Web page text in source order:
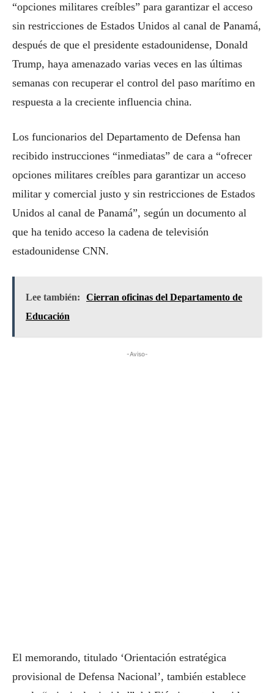
“opciones militares creíbles” para garantizar el acceso
sin restricciones de Estados Unidos al canal de Panamá,
después de que el presidente estadounidense, Donald
Trump, haya amenazado varias veces en las últimas
semanas con recuperar el control del paso marítimo en
respuesta a la creciente influencia china.
Los funcionarios del Departamento de Defensa han
recibido instrucciones “inmediatas” de cara a “ofrecer
opciones militares creíbles para garantizar un acceso
militar y comercial justo y sin restricciones de Estados
Unidos al canal de Panamá”, según un documento al
que ha tenido acceso la cadena de televisión
estadounidense CNN.
Lee también:
Cierran oficinas del Departamento de
Educación
-Aviso-
El memorando, titulado ‘Orientación estratégica
provisional de Defensa Nacional’, también establece